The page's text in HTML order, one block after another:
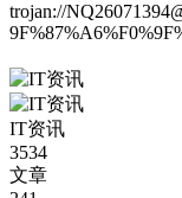
trojan://
IT资讯
3534
文章